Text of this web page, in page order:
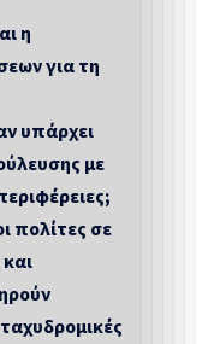
η
για τη
υπάρχει
με
πολίτες σε